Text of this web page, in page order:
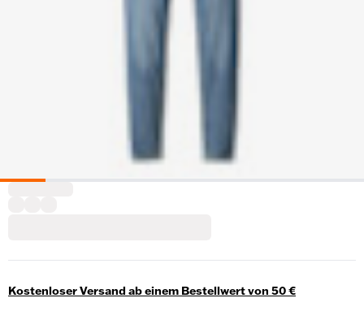
Kostenloser Versand ab einem Bestellwert von 50 €